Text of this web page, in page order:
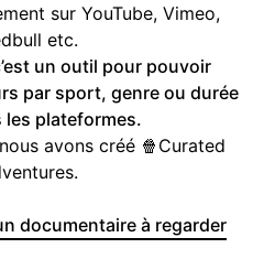
sur YouTube, Vimeo,
etc.
un outil pour pouvoir
par sport, genre ou durée
les plateformes.
avons créé 🍿Curated
documentaire à regarder